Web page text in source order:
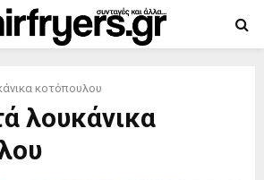
κοτόπουλου
λουκάνικα